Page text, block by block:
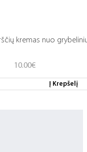
kremas nuo
10.00€
Į Krepšelį